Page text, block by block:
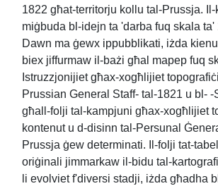
1822 għat-territorju kollu tal-Prussja.
miġbuda bl-idejn ta 'darba fuq skala ta'
Dawn ma ġewx ippubblikati, iżda
biex jiffurmaw il-bażi għal mapep fuq
Istruzzjonijiet għax-xogħlijiet
Prussian General Staff- tal-1821 u bl-
għall-folji tal-kampjuni għax-xogħlijiet
kontenut u d-disinn tal-Persunal
Prussja ġew determinati. Il-folji tat-
oriġinali jimmarkaw il-bidu tal-
li evolviet f'diversi stadji, iżda għadha